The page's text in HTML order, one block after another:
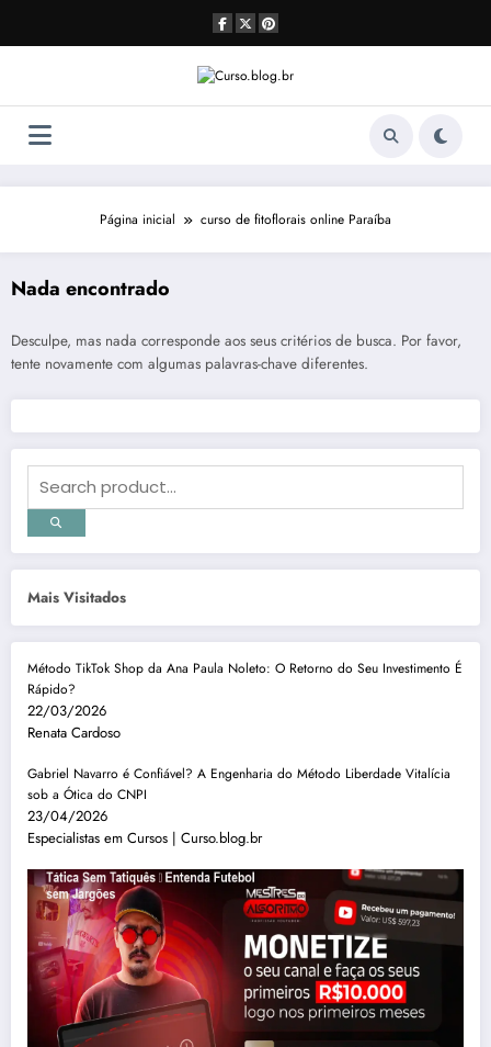
o
Página inicial curso de fitoflorais online Paraíba
Nada encontrado
Desculpe, mas nada corresponde aos seus critérios de busca. Por favor,
tente novamente com algumas palavras-chave diferentes.
Mais Visitados
Método TikTok Shop da Ana Paula Noleto: O Retorno do Seu Investimento É
Rápido?
22/03/2026
Renata Cardoso
Gabriel Navarro é Confiável? A Engenharia do Método Liberdade Vitalícia
sob a Ótica do CNPI
23/04/2026
Especialistas em Cursos | Curso.blog.br